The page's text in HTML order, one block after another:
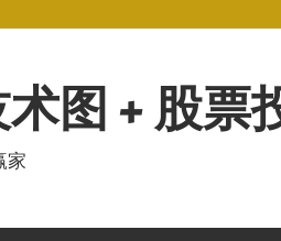
图 + 股票
家